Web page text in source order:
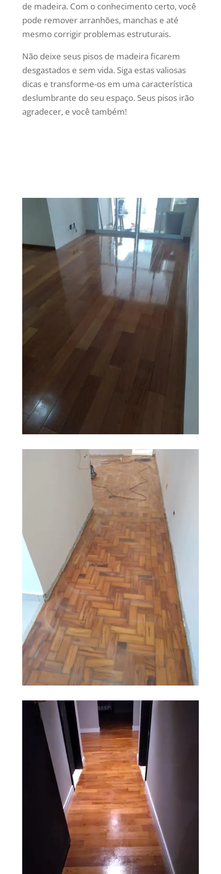
de madeira. Com o conhecimento certo, você
pode remover arranhões, manchas e até
mesmo corrigir problemas estruturais.
Não deixe seus pisos de madeira ficarem
desgastados e sem vida. Siga estas valiosas
dicas e transforme-os em uma característica
deslumbrante do seu espaço. Seus pisos irão
agradecer, e você também!